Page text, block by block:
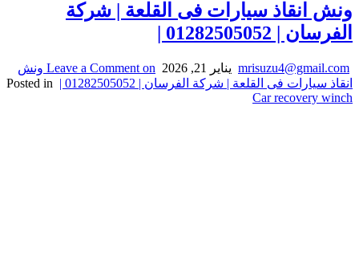
ونش انقاذ سيارات فى القلعة | شركة
الفرسان | 01282505052 |
mrisuzu4@gmail.com يناير 21, 2026 Leave a Comment on ونش
انقاذ سيارات فى القلعة | شركة الفرسان | 01282505052 |
Posted in
Car recovery winch